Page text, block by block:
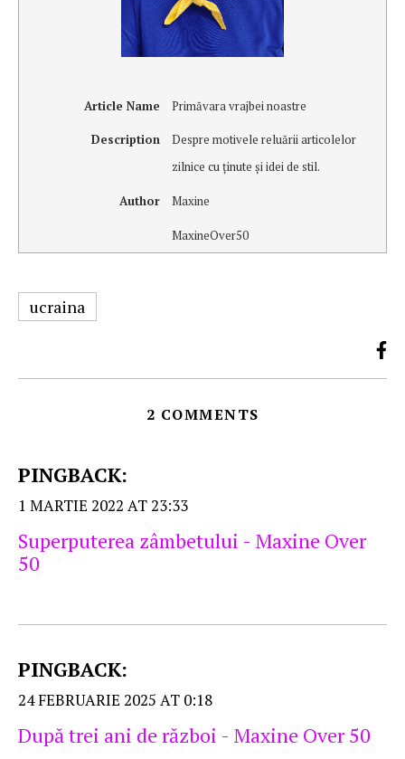
Article Name Primăvara vrajbei noastre
Description
Despre motivele reluării articolelor
zilnice cu ţinute şi idei de stil.
Author Maxine
MaxineOver50
ucraina
2 COMMENTS
PINGBACK:
1 MARTIE 2022 AT 23:33
Superputerea zâmbetului - Maxine Over
50
PINGBACK:
24 FEBRUARIE 2025 AT 0:18
După trei ani de război - Maxine Over 50